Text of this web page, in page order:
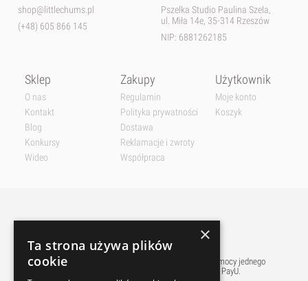
shop@littlechums.pl
(+48) 605 866 145
Pszelka Studio Paulina Szela,
ul. Miła 14e, 35-314 Rzeszów
NIP: 6881262185
Sklep
O nas
Kontakt
Blog
Konkursy
Wideo
Zakupy
Regulamin
Polityka prywatności
Dostawa
Reklamacje i zwroty
Współpraca
Użytkownik
Moje konto
Koszyk
Płatnośći w naszym sklepie realizowane są przy pomocy jednego
z najpopularniejszych w polsce pośredników PayU.
×
Ta strona używa plików
cookie